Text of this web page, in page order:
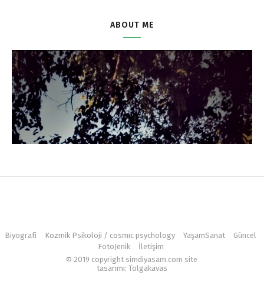
ABOUT ME
Biyografi Kozmik Psikoloji / cosmıc psychology YaşamSanat
Güncel
FotoJenik
İletişim
© 2019 copyright simdiyasam.com site
tasarımı: Tolgakavas